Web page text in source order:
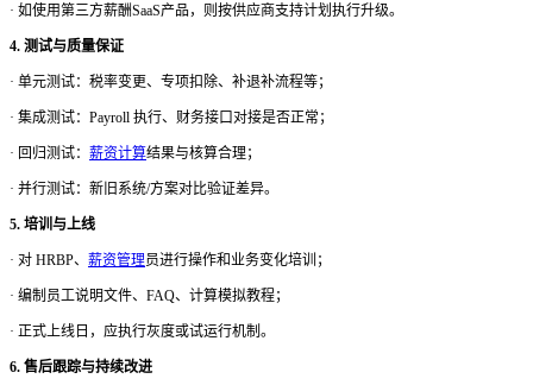
· 如使用第三方薪酬SaaS产品，则按供应商支持计划执行升级。
4. 测试与质量保证
· 单元测试：税率变更、专项扣除、补退补流程等；
· 集成测试： Payroll 执行、财务接口对接是否正常；
· 回归测试： 薪资计算结果与核算合理；
· 并行测试：新旧系统/方案对比验证差异。
5. 培训与上线
· 对 HRBP、 薪资管理员进行操作和业务变化培训；
· 编制员工说明文件、 FAQ、计算模拟教程；
· 正式上线日，应执行灰度或试运行机制。
6. 售后跟踪与持续改进